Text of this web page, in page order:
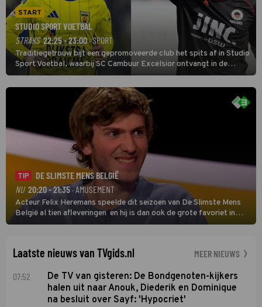
START
STUDIO SPORT VOETBAL
STRAKS 22:25 - 23:00· SPORT
Traditiegetrouw bijt een gepromoveerde club het spits af in Studio
Sport Voetbal, waarbij SC Cambuur Excelsior ontvangt in de
eerste wedstrijd van het nieuwe Eredivisieseizoen. De nieuwe
oefenmeester is Johan Plat en hij wil aanvallend voetballen.
TIP
DE SLIMSTE MENS BELGIË
NU 20:20 - 21:35· AMUSEMENT
Acteur Felix Heremans speelde dit seizoen van De Slimste Mens
België al tien afleveringen en hij is dan ook de grote favoriet in
deze seizoensfinale. En er is Nederlandse inbreng, want komiek
Laatste nieuws van TVgids.nl MEER NIEUWS
07:52
De TV van gisteren: De Bondgenoten-kijkers
halen uit naar Anouk, Diederik en Dominique
na besluit over Sayf: 'Hypocriet'